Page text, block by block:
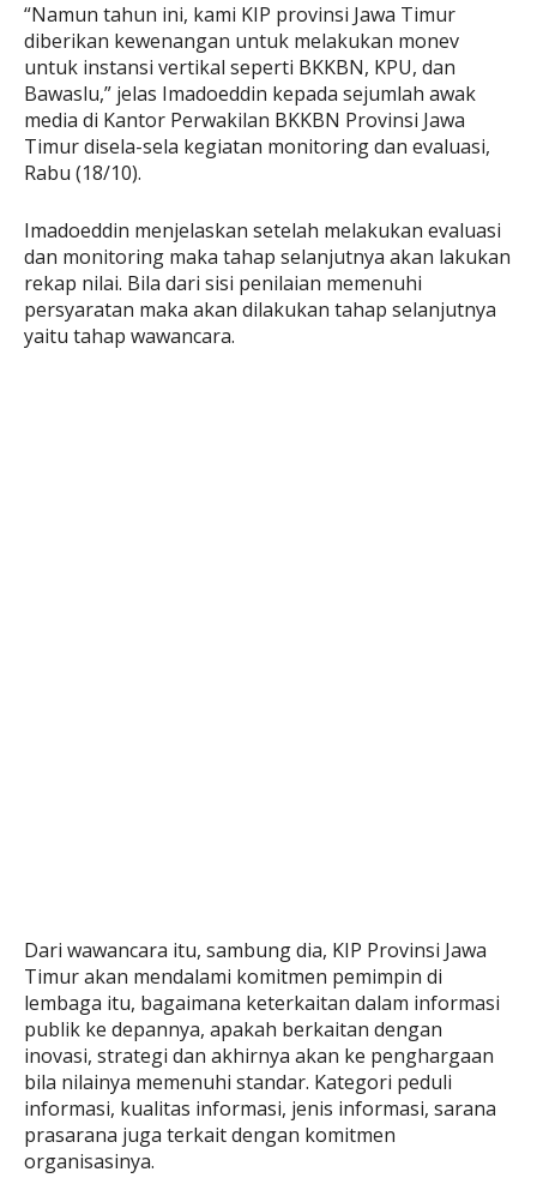
“Namun tahun ini, kami KIP provinsi Jawa Timur
diberikan kewenangan untuk melakukan monev
untuk instansi vertikal seperti BKKBN, KPU, dan
Bawaslu,” jelas Imadoeddin kepada sejumlah awak
media di Kantor Perwakilan BKKBN Provinsi Jawa
Timur disela-sela kegiatan monitoring dan evaluasi,
Rabu (18/10).
Imadoeddin menjelaskan setelah melakukan evaluasi
dan monitoring maka tahap selanjutnya akan lakukan
rekap nilai. Bila dari sisi penilaian memenuhi
persyaratan maka akan dilakukan tahap selanjutnya
yaitu tahap wawancara.
Dari wawancara itu, sambung dia, KIP Provinsi Jawa
Timur akan mendalami komitmen pemimpin di
lembaga itu, bagaimana keterkaitan dalam informasi
publik ke depannya, apakah berkaitan dengan
inovasi, strategi dan akhirnya akan ke penghargaan
bila nilainya memenuhi standar. Kategori peduli
informasi, kualitas informasi, jenis informasi, sarana
prasarana juga terkait dengan komitmen
organisasinya.